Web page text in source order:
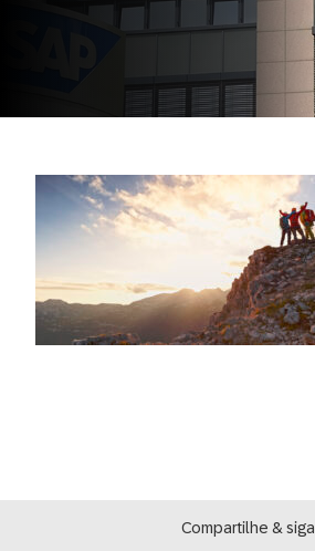
Compartilhe & siga